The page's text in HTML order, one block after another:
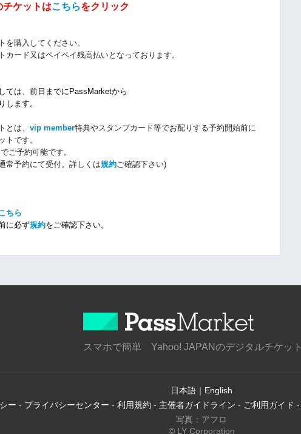
ケットはこちらをクリック
を購入してください。
カード又はペイペイ残高払いとなっております。
ては、前日までにPassMarketから
します。
とは、 vip member特典やスタンプカード等でお配りする予約開始前に
トです。
ご予約可能です。
常予約にて受付。詳しくは規約 ご確認下さい)
ちら
に必ず規約をご確認下さい。
スマホで簡単 Yahoo! JAPANのデジタルチケット
日本語 ｜ English
ー - プライバシーセンター - 利用規約 - 主催者ガイドライン - ご利用ガイド -
写真：アフロ
© LY Corporation